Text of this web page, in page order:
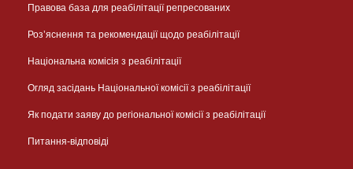
Правова база для реабілітації репресованих
Розʼяснення та рекомендації щодо реабілітації
Національна комісія з реабілітації
Огляд засідань Національної комісії з реабілітації
Як подати заяву до регіональної комісії з реабілітації
Питання-відповіді